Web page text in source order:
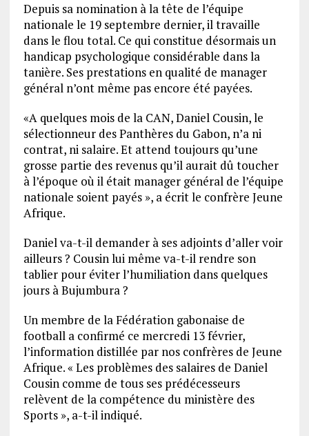
Depuis sa nomination à la tête de l’équipe
nationale le 19 septembre dernier, il travaille
dans le flou total. Ce qui constitue désormais un
handicap psychologique considérable dans la
tanière. Ses prestations en qualité de manager
général n’ont même pas encore été payées.
«A quelques mois de la CAN, Daniel Cousin, le
sélectionneur des Panthères du Gabon, n’a ni
contrat, ni salaire. Et attend toujours qu’une
grosse partie des revenus qu’il aurait dû toucher
à l’époque où il était manager général de l’équipe
nationale soient payés », a écrit le confrère Jeune
Afrique.
Daniel va-t-il demander à ses adjoints d’aller voir
ailleurs ? Cousin lui même va-t-il rendre son
tablier pour éviter l’humiliation dans quelques
jours à Bujumbura ?
Un membre de la Fédération gabonaise de
football a confirmé ce mercredi 13 février,
l’information distillée par nos confrères de Jeune
Afrique. « Les problèmes des salaires de Daniel
Cousin comme de tous ses prédécesseurs
relèvent de la compétence du ministère des
Sports », a-t-il indiqué.